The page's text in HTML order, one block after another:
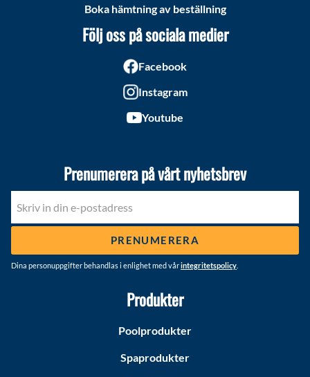
Boka hämtning av beställning
Följ oss på sociala medier
Facebook
Instagram
Youtube
Prenumerera på vårt nyhetsbrev
PRENUMERERA
Dina personuppgifter behandlas i enlighet med vårintegritetspolicy
Produkter
Poolprodukter
Spaprodukter